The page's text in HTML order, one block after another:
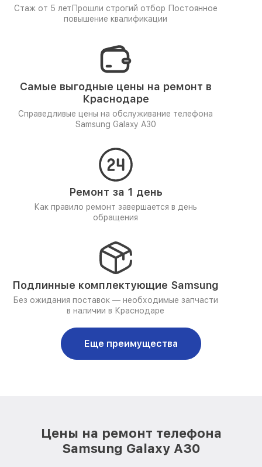
Стаж от 5 лет Прошли строгий отбор Постоянное
повышение квалификации
Самые выгодные цены на ремонт в
Краснодаре
Справедливые цены на обслуживание телефона
Samsung Galaxy A30
Ремонт за 1 день
Как правило ремонт завершается в день
обращения
Подлинные комплектующие Samsung
Без ожидания поставок — необходимые запчасти
в наличии в Краснодаре
Еще преимущества
Цены на ремонт телефона
Samsung Galaxy A30